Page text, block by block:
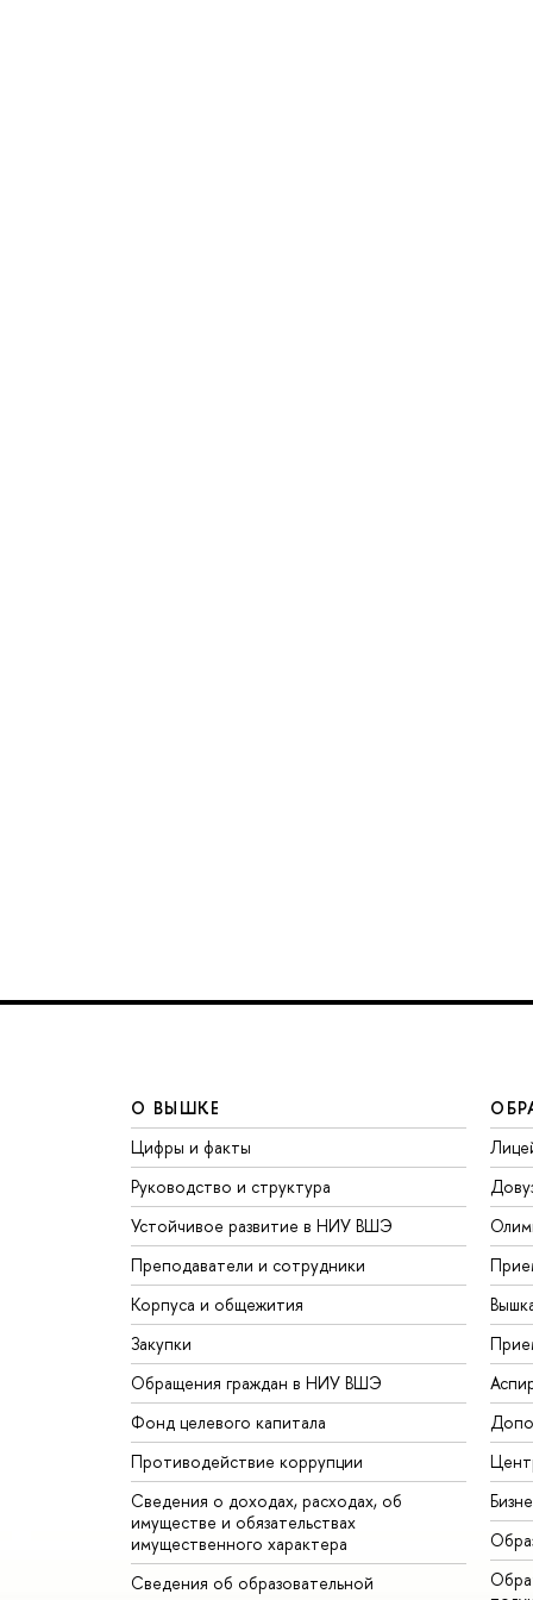
О ВЫШКЕ
Цифры и факты
Руководство и структура
Устойчивое развитие в НИУ ВШЭ
Преподаватели и сотрудники
Корпуса и общежития
Закупки
Обращения граждан в НИУ ВШЭ
Фонд целевого капитала
Противодействие коррупции
Сведения о доходах, расходах, об
имуществе и обязательствах
имущественного характера
Сведения об образовательной